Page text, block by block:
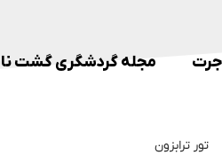
مجله گردشگری گشت
تور ترابزون